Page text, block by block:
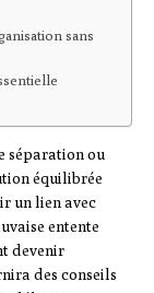
sans
séparation ou
équilibrée
un lien avec
entente
devenir
des conseils